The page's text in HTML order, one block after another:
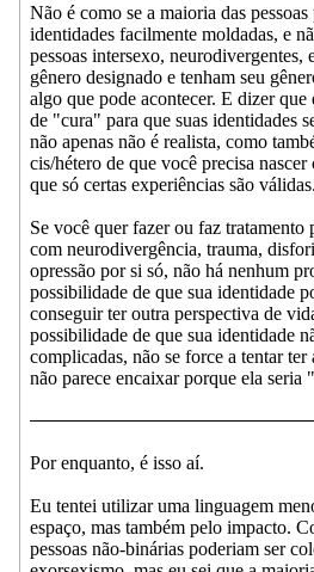
Não é como se a maioria das pessoas
identidades facilmente moldadas, e
pessoas intersexo, neurodivergentes,
gênero designado e tenham seu
algo que pode acontecer. E dizer que
de "cura" para que suas identidades
não apenas não é realista, como
cis/hétero de que você precisa
que só certas experiências são válidas.
Se você quer fazer ou faz
com neurodivergência, trauma,
opressão por si só, não há nenhum
possibilidade de que sua identidade
conseguir ter outra perspectiva de
possibilidade de que sua identidade
complicadas, não se force a tentar
não parece encaixar porque ela seria
Por enquanto, é isso aí.
Eu tentei utilizar uma linguagem
espaço, mas também pelo impacto.
pessoas não-binárias poderiam ser